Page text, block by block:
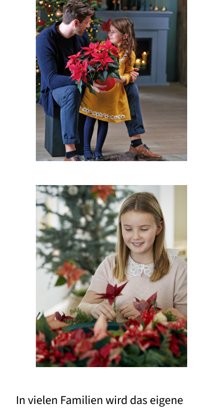
In vielen Familien wird das eigene